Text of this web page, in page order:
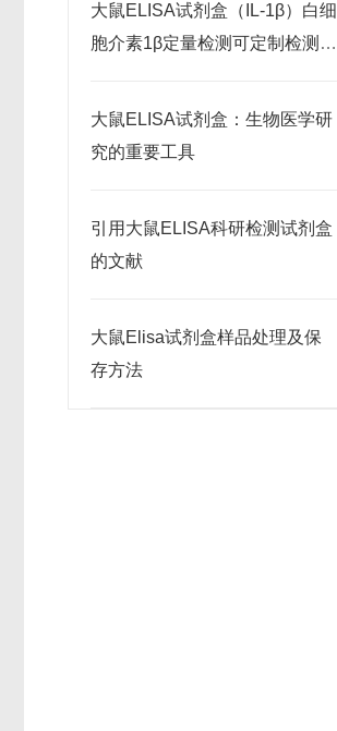
大鼠ELISA试剂盒（IL-1β）白细
胞介素1β定量检测可定制检测范
大鼠ELISA试剂盒：生物医学研
究的重要工具
引用大鼠ELISA科研检测试剂盒
的文献
大鼠Elisa试剂盒样品处理及保
存方法